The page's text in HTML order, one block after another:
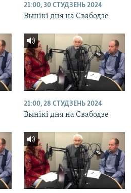
21:00, 30 СТУДЗЕНЬ 2024
Вынікі дня на Свабодзе
21:00, 28 СТУДЗЕНЬ 2024
Вынікі дня на Свабодзе